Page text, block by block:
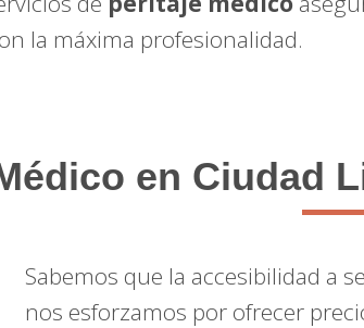
la máxima profesionalidad.
en Ciudad
Sabemos que la accesibilidad a
nos esforzamos por ofrecer